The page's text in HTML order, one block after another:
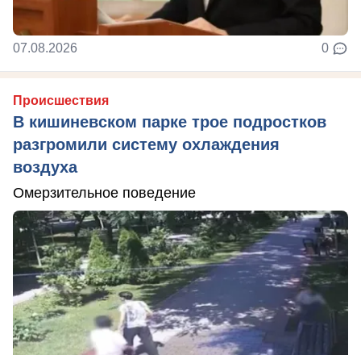
07.08.2026 0
Происшествия
В кишиневском парке трое подростков
разгромили систему охлаждения
воздуха
Омерзительное поведение